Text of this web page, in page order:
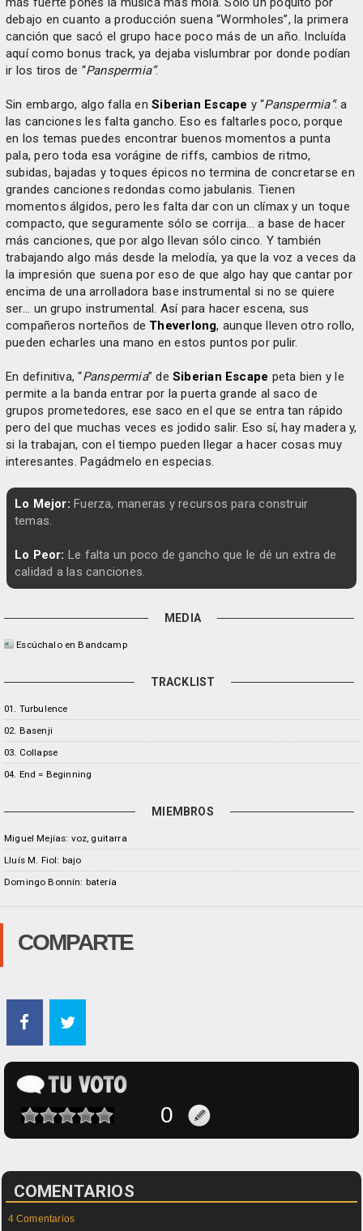
debajo en cuanto a producción suena “Wormholes”, la primera
canción que sacó el grupo hace poco más de un año. Incluída
aquí como bonus track, ya dejaba vislumbrar por donde podían
ir los tiros de “Panspermia”.
Sin embargo, algo falla enSiberian Escape y “Panspermia”: a
las canciones les falta gancho. Eso es faltarles poco, porque
en los temas puedes encontrar buenos momentos a punta
pala, pero toda esa vorágine de riffs, cambios de ritmo,
subidas, bajadas y toques épicos no termina de concretarse en
grandes canciones redondas como jabulanis. Tienen
momentos álgidos, pero les falta dar con un clímax y un toque
compacto, que seguramente sólo se corrija... a base de hacer
más canciones, que por algo llevan sólo cinco. Y también
trabajando algo más desde la melodía, ya que la voz a veces da
la impresión que suena por eso de que algo hay que cantar por
encima de una arrolladora base instrumental si no se quiere
ser... un grupo instrumental. Así para hacer escena, sus
compañeros norteños de Theverlong, aunque lleven otro rollo,
pueden echarles una mano en estos puntos por pulir.
En definitiva, “Panspermia” de Siberian Escape peta bien y le
permite a la banda entrar por la puerta grande al saco de
grupos prometedores, ese saco en el que se entra tan rápido
pero del que muchas veces es jodido salir. Eso sí, hay madera y,
si la trabajan, con el tiempo pueden llegar a hacer cosas muy
interesantes. Pagádmelo en especias.
Lo Mejor: Fuerza, maneras y recursos para construir
temas.
Lo Peor: Le falta un poco de gancho que le dé un extra de
calidad a las canciones.
MEDIA
Escúchalo en Bandcamp
TRACKLIST
01. Turbulence
02. Basenji
03. Collapse
04. End = Beginning
MIEMBROS
Miguel Mejías: voz, guitarra
Lluís M. Fiol: bajo
Domingo Bonnín: batería
COMPARTE
COMENTARIOS
4 Comentarios